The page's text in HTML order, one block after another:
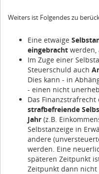
Weiters ist Folgendes zu
Eine etwaige
eingebracht werden,
Im Zuge einer
Steuerschuld auch
Dies kann - in
- einen nicht
Das
strafbefreiende
Jahr (z.B.
Selbstanzeige in
andere
werden. Eine
späteren Zeitpunkt
Zeitpunkt dann nicht